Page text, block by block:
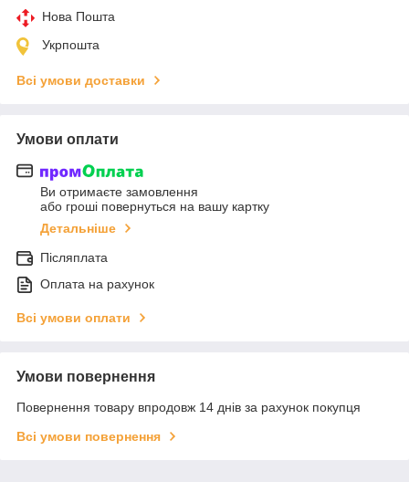
Нова Пошта
Укрпошта
Всі умови доставки
Умови оплати
Ви отримаєте замовлення
або гроші повернуться на вашу картку
Детальніше
Післяплата
Оплата на рахунок
Всі умови оплати
Умови повернення
Повернення товару впродовж 14 днів за рахунок покупця
Всі умови повернення